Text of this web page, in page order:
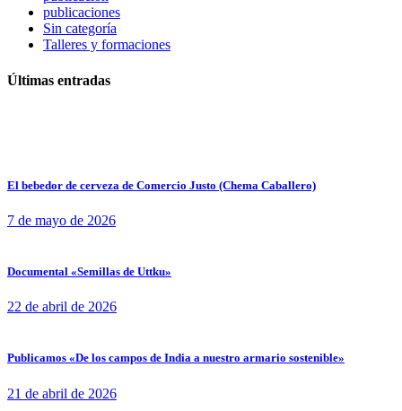
publicaciones
Sin categoría
Talleres y formaciones
Últimas entradas
El bebedor de cerveza de Comercio Justo (Chema Caballero)
7 de mayo de 2026
Documental «Semillas de Uttku»
22 de abril de 2026
Publicamos «De los campos de India a nuestro armario sostenible»
21 de abril de 2026